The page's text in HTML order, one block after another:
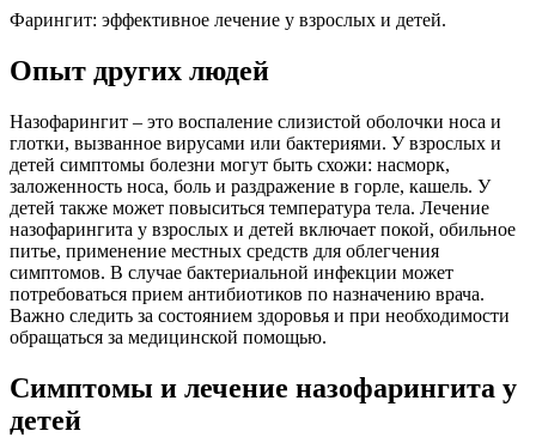
Фарингит: эффективное лечение у взрослых и детей.
Опыт других людей
Назофарингит – это воспаление слизистой оболочки носа и
глотки, вызванное вирусами или бактериями. У взрослых и
детей симптомы болезни могут быть схожи: насморк,
заложенность носа, боль и раздражение в горле, кашель. У
детей также может повыситься температура тела. Лечение
назофарингита у взрослых и детей включает покой, обильное
питье, применение местных средств для облегчения
симптомов. В случае бактериальной инфекции может
потребоваться прием антибиотиков по назначению врача.
Важно следить за состоянием здоровья и при необходимости
обращаться за медицинской помощью.
Симптомы и лечение назофарингита у
детей